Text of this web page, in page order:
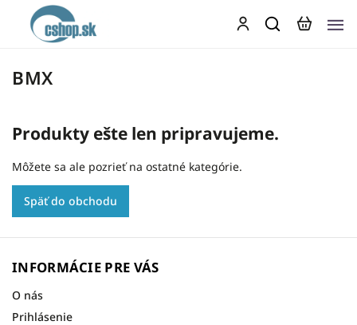
BMX
Produkty ešte len pripravujeme.
Môžete sa ale pozrieť na ostatné kategórie.
Späť do obchodu
INFORMÁCIE PRE VÁS
O nás
Prihlásenie